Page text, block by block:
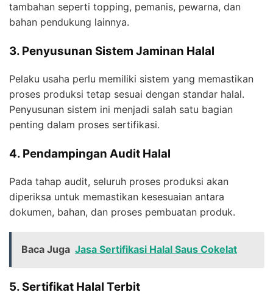
tambahan seperti topping, pemanis, pewarna, dan
bahan pendukung lainnya.
3. Penyusunan Sistem Jaminan Halal
Pelaku usaha perlu memiliki sistem yang memastikan
proses produksi tetap sesuai dengan standar halal.
Penyusunan sistem ini menjadi salah satu bagian
penting dalam proses sertifikasi.
4. Pendampingan Audit Halal
Pada tahap audit, seluruh proses produksi akan
diperiksa untuk memastikan kesesuaian antara
dokumen, bahan, dan proses pembuatan produk.
Baca Juga Jasa Sertifikasi Halal Saus Cokelat
5. Sertifikat Halal Terbit